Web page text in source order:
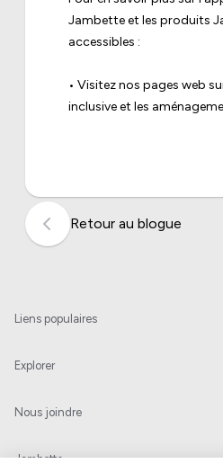
Jambette et les produits
accessibles :
• Visitez nos pages web
inclusiveet les
Retour au blogue
Liens populaires
Explorer
Nous joindre
Jambette